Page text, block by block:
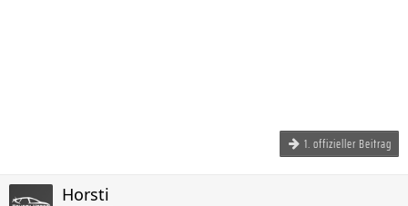
1. offizieller Beitrag
Horsti